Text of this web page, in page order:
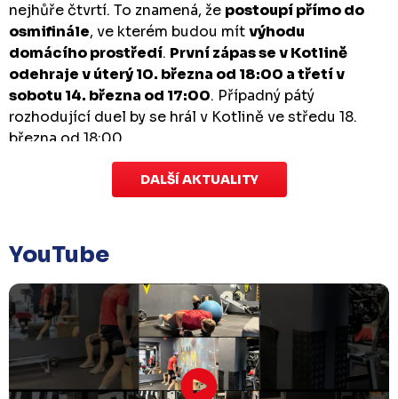
nejhůře čtvrtí. To znamená, že postoupí přímo do
osmifinále, ve kterém budou mítvýhodu
domácího prostředí. První zápas se v Kotlině
odehraje v úterý 10. března od 18:00 a třetí v
sobotu 14. března od 17:00. Případný pátý
rozhodující duel by se hrál v Kotlině ve středu 18.
března od 18:00.
Zápas dorostu je odložen
které se mělo odehrát v pátek 30. ledna ve 14:15,
odloženo!Odehraje se v náhradním termínu, o
kterém se bude jednat.
Náhradní termín 32. kola
Úterý 27. ledna | Utkání 32. kola v Písku
, které se
DALŠÍ AKTUALITY
YouTube